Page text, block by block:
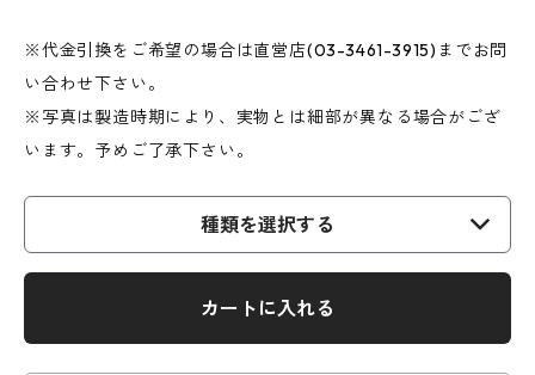
※代金引換をご希望の場合は直営店(03-3461-3915)までお問
い合わせ下さい。
※写真は製造時期により、実物とは細部が異なる場合がござ
います。予めご了承下さい。
種類を選択する
カートに入れる